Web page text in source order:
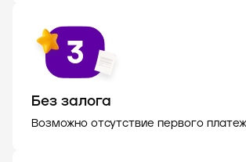
Без залога
Возможно отсутствие первого